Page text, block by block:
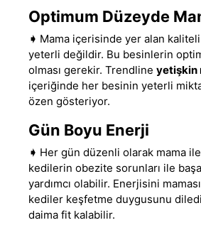
Optimum Düzeyde
➧ Mama içerisinde yer alan
yeterli değildir. Bu besinlerin
olması gerekir. Trendline yetişkin
içeriğinde her besinin yeterli
özen gösteriyor.
Gün Boyu Enerji
➧ Her gün düzenli olarak mama
kedilerin obezite sorunları ile başa
yardımcı olabilir. Enerjisini
kediler keşfetme duygusunu
daima fit kalabilir.